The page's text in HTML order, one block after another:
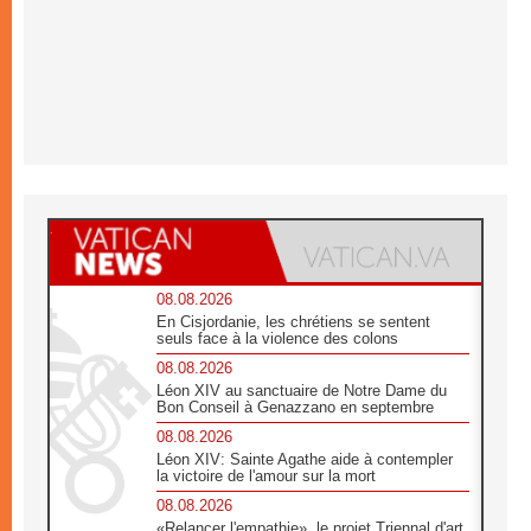
08.08.2026
En Cisjordanie, les chrétiens se sentent
seuls face à la violence des colons
08.08.2026
Léon XIV au sanctuaire de Notre Dame du
Bon Conseil à Genazzano en septembre
08.08.2026
Léon XIV: Sainte Agathe aide à contempler
la victoire de l'amour sur la mort
08.08.2026